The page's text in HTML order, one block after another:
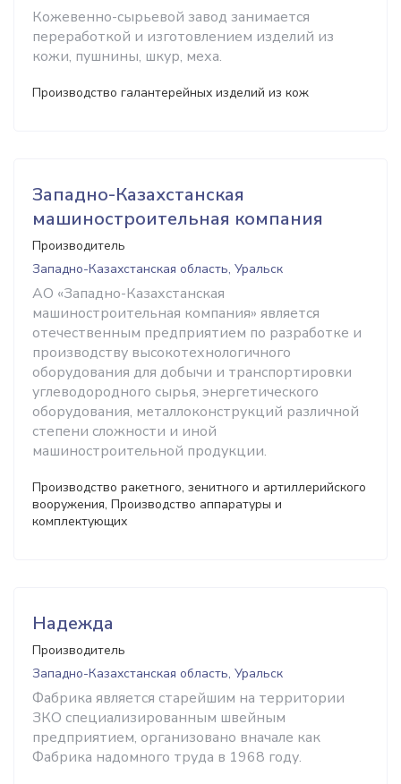
Кожевенно-сырьевой завод занимается
переработкой и изготовлением изделий из
кожи, пушнины, шкур, меха.
Производство галантерейных изделий из кож
Западно-Казахстанская
машиностроительная компания
Производитель
Западно-Казахстанская область, Уральск
АО «Западно-Казахстанская
машиностроительная компания» является
отечественным предприятием по разработке и
производству высокотехнологичного
оборудования для добычи и транспортировки
углеводородного сырья, энергетического
оборудования, металлоконструкций различной
степени сложности и иной
машиностроительной продукции.
Производство ракетного, зенитного и артиллерийского
вооружения, Производство аппаратуры и
комплектующих
Надежда
Производитель
Западно-Казахстанская область, Уральск
Фабрика является старейшим на территории
ЗКО специализированным швейным
предприятием, организовано вначале как
Фабрика надомного труда в 1968 году.